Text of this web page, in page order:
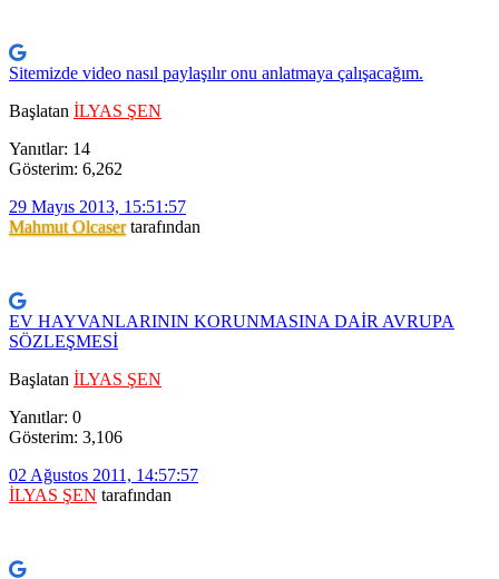
Sitemizde video nasıl paylaşılır onu anlatmaya çalışacağım.
Başlatan İLYAS ŞEN
Yanıtlar: 14
Gösterim: 6,262
29 Mayıs 2013, 15:51:57
Mahmut Olcasertarafından
EV HAYVANLARININ KORUNMASINA DAİR AVRUPA
SÖZLEŞMESİ
Başlatan İLYAS ŞEN
Yanıtlar: 0
Gösterim: 3,106
02 Ağustos 2011, 14:57:57
İLYAS ŞEN tarafından